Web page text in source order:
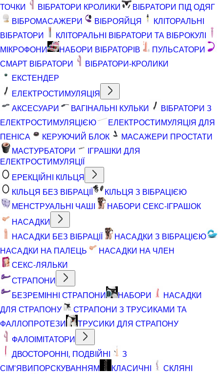
ТОЧКИ ВІБРАТОРИ КРОЛИКИ
ВІБРАТОРИ ПІД ОДЯГ
ВІБРОМАСАЖЕРИ
ВІБРОЯЙЦЯ
КЛІТОРАЛЬНІ
ВІБРАТОРИ
КЛІТОРАЛЬНІ ВІБРАТОРИ ТА ВІБРОКУЛІ
МІКРОФОНИ
НАБОРИ ВІБРАТОРІВ
ПУЛЬСАТОРИ
СМАРТ ВІБРАТОРИ
ВІБРАТОРИ-КРОЛИКИ
ЕКСТЕНДЕР
ЕЛЕКТРОСТИМУЛЯЦІЯ
АКСЕСУАРИ
ВАГІНАЛЬНІ КУЛЬКИ
ВІБРАТОРИ З
ЕЛЕКТРОСТИМУЛЯЦІЄЮ
ЕЛЕКТРОСТИМУЛЯЦІЯ ДЛЯ
ПЕНІСА
КЕРУЮЧИЙ БЛОК
МАСАЖЕРИ ПРОСТАТИ
МАСТУРБАТОРИ
ІГРАШКИ ДЛЯ
ЕЛЕКТРОСТИМУЛЯЦІЇ
ЕРЕКЦІЙНІ КІЛЬЦЯ
КІЛЬЦЯ БЕЗ ВІБРАЦІЇ
КІЛЬЦЯ З ВІБРАЦІЄЮ
МЕНСТРУАЛЬНІ ЧАШІ
НАБОРИ СЕКС-ІГРАШОК
НАСАДКИ
НАСАДКИ БЕЗ ВІБРАЦІЇ
НАСАДКИ З ВІБРАЦІЄЮ
НАСАДКИ НА ПАЛЕЦЬ
НАСАДКИ НА ЧЛЕН
СЕКС-ЛЯЛЬКИ
СТРАПОНИ
БЕЗРЕМІННІ СТРАПОНИ
НАБОРИ
НАСАДКИ
ДЛЯ СТРАПОНУ
СТРАПОНИ З ТРУСИКАМИ ТА
ФАЛЛОПРОТЕЗИ
ТРУСИКИ ДЛЯ СТРАПОНУ
ФАЛОІМІТАТОРИ
ДВОСТОРОННІ, ПОДВІЙНІ
З
СІМ'ЯВИПОРСКУВАННЯМ
КЛАСИЧНІ
СКЛЯНІ